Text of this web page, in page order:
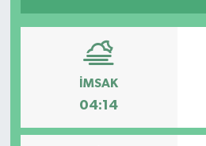
İMSAK
04:14
Tarih - Kültür - Sanat -
Yaşam